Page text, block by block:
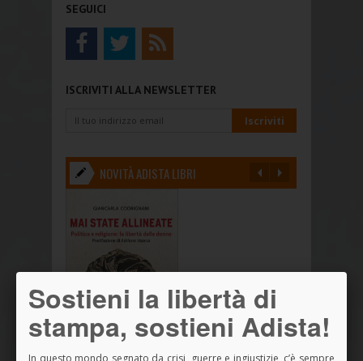
SEGUICI
ISCRIVITI ALLA NEWSLETTER
NOVITÀ ADISTA LIBRI
Sostieni la libertà di
stampa, sostieni Adista!
In questo mondo segnato da crisi, guerre e ingiustizie, c’è sempre